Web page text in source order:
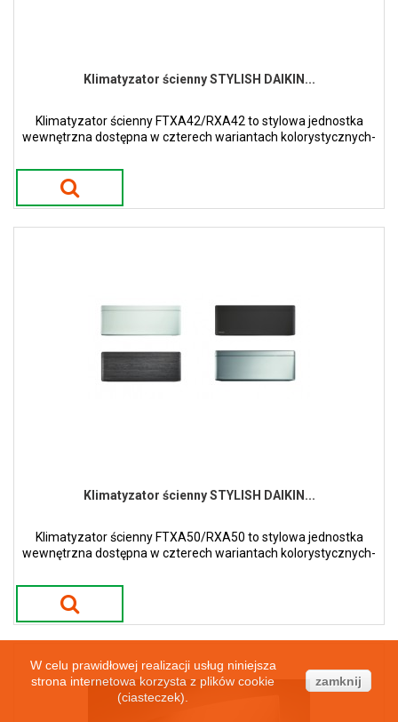
Klimatyzator ścienny STYLISH DAIKIN...
Klimatyzator ścienny FTXA42/RXA42 to stylowa jednostka
wewnętrzna dostępna w czterech wariantach kolorystycznych-
Klimatyzator ścienny STYLISH DAIKIN...
Klimatyzator ścienny FTXA50/RXA50 to stylowa jednostka
wewnętrzna dostępna w czterech wariantach kolorystycznych-
W celu prawidłowej realizacji usług niniejsza
strona internetowa korzysta z plików cookie
(ciasteczek).
zamknij